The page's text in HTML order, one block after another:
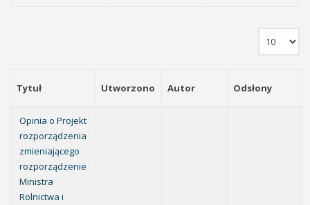
Tytuł Utworzono Autor Odsłony
Opinia o Projekt
rozporządzenia
zmieniającego
rozporządzenie
Ministra
Rolnictwa i